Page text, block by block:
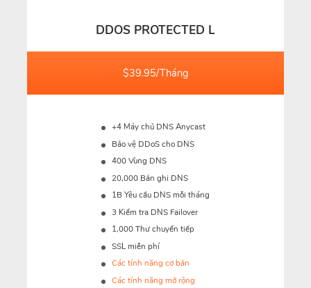
DDOS PROTECTED L
$39.95/Tháng
+4 Máy chủ DNS Anycast
Bảo vệ DDoS cho DNS
400 Vùng DNS
20,000 Bản ghi DNS
1B Yêu cầu DNS mỗi tháng
3 Kiểm tra DNS Failover
1,000 Thư chuyển tiếp
SSL miễn phí
Các tính năng cơ bản
Các tính năng mở rộng